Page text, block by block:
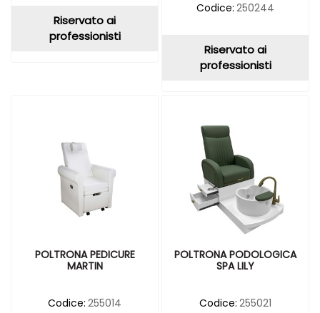
Riservato ai
professionisti
Codice: 250244
Riservato ai
professionisti
POLTRONA PEDICURE
MARTIN
Codice: 255014
POLTRONA PODOLOGICA
SPA LILY
Codice: 255021